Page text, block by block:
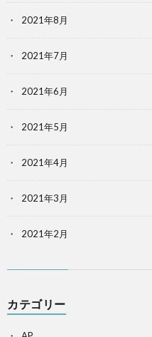
2021年8月
2021年7月
2021年6月
2021年5月
2021年4月
2021年3月
2021年2月
カテゴリー